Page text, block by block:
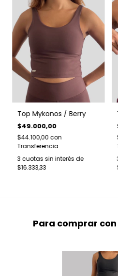
Top Mykonos / Berry
$49.000,00
$44.100,00 con
Transferencia
3 cuotas sin interés de
$16.333,33
Para comprar